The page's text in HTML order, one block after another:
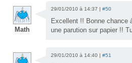
Math
29/01/2010 à 14:37 | #50
Excellent !! Bonne chance
une parution sur papier !!
29/01/2010 à 14:40 | #51